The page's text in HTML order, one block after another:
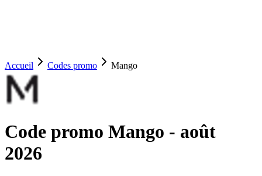
Accueil Codes promo Mango
Code promo Mango - août
2026